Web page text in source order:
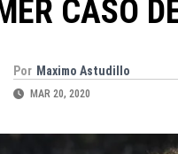
CASO
Por Maximo Astudillo
MAR 20, 2020